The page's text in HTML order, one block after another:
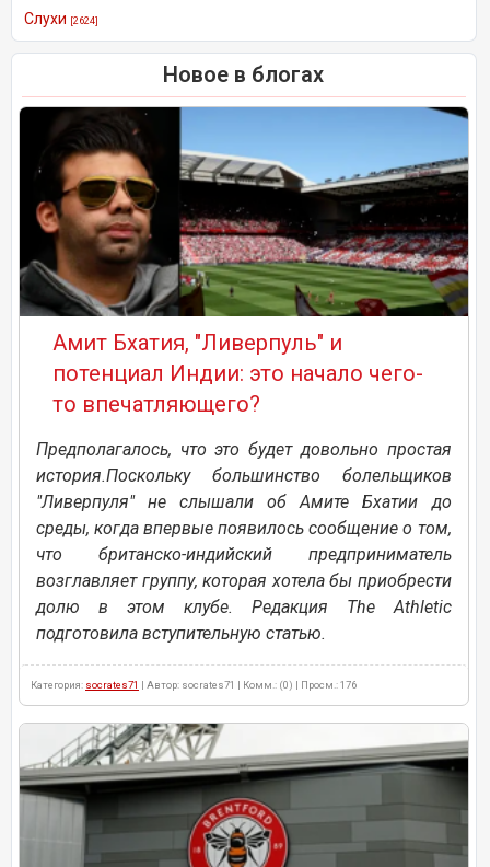
Слухи [2624]
Новое в блогах
Амит Бхатия, "Ливерпуль" и
потенциал Индии: это начало чего-
то впечатляющего?
Предполагалось, что это будет довольно простая
история.Поскольку большинство болельщиков
"Ливерпуля" не слышали об Амите Бхатии до
среды, когда впервые появилось сообщение о том,
что британско-индийский предприниматель
возглавляет группу, которая хотела бы приобрести
долю в этом клубе. Редакция The Athletic
подготовила вступительную статью.
Категория: socrates71 | Автор: socrates71 | Комм.: (0) | Просм.: 176